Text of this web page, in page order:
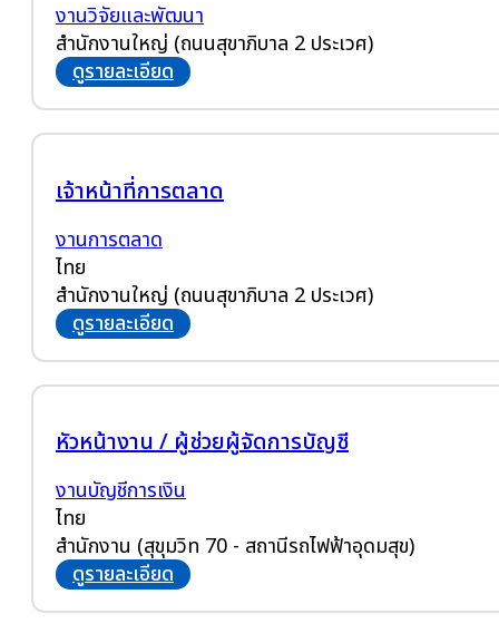
งานวิจัยและพัฒนา
สำนักงานใหญ่ (ถนนสุขาภิบาล 2 ประเวศ)
ดูรายละเอียด
เจ้าหน้าที่การตลาด
งานการตลาด
ไทย
สำนักงานใหญ่ (ถนนสุขาภิบาล 2 ประเวศ)
ดูรายละเอียด
หัวหน้างาน / ผู้ช่วยผู้จัดการบัญชี
งานบัญชีการเงิน
ไทย
สำนักงาน (สุขุมวิท 70 - สถานีรถไฟฟ้าอุดมสุข)
ดูรายละเอียด